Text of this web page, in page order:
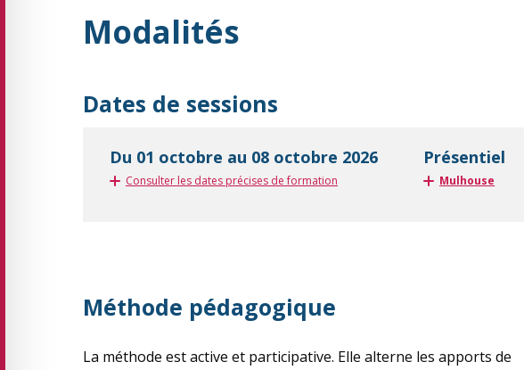
Modalités
Dates de sessions
Du 01 octobre au 08 octobre 2026
Consulter les dates précises de formation
Présentiel
Mulhouse
Méthode pédagogique
La méthode est active et participative. Elle alterne les apports de